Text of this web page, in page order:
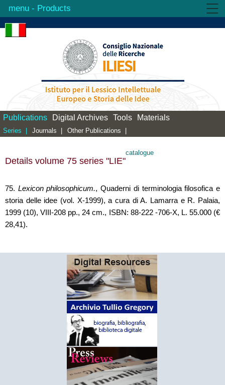
- Products
Institute
Activities
Publications Digital Archives Tools Materials
Series | Journals | Other Publications |
Details volume 75 series "LIE"
catalogue
75. Lexicon philosophicum., Quaderni di terminologia filosofica e
storia delle idee (vol. X-1999), a cura di A. Lamarra e R. Palaia,
1999 (10), VIII-208 pp., 24 cm., ISBN: 88-222 -706-X, L. 55.000 (€
28,41).